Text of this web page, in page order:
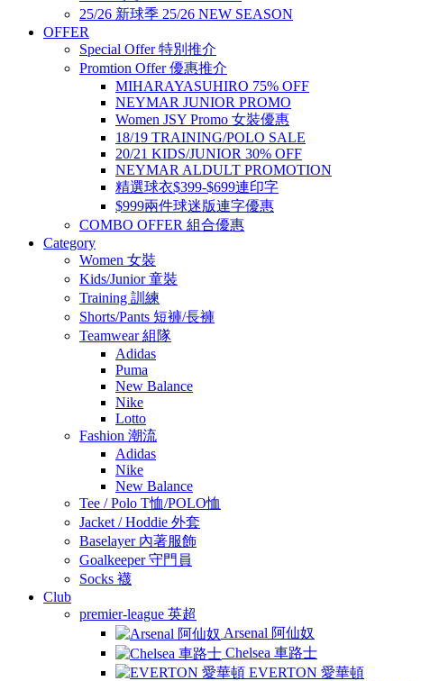
25/26 新球季 25/26 NEW SEASON
OFFER
Special Offer 特別推介
Promtion Offer 優惠推介
MIHARAYASUHIRO 75% OFF
NEYMAR JUNIOR PROMO
Women JSY Promo 女裝優惠
18/19 TRAINING/POLO SALE
20/21 KIDS/JUNIOR 30% OFF
NEYMAR ALDULT PROMOTION
精選球衣$399-$699連印字
$999兩件球迷版連字優惠
COMBO OFFER 組合優惠
Category
Women 女裝
Kids/Junior 童裝
Training 訓練
Shorts/Pants 短褲/長褲
Teamwear 組隊
Adidas
Puma
New Balance
Nike
Lotto
Fashion 潮流
Adidas
Nike
New Balance
Tee / Polo T恤/POLO恤
Jacket / Hoddie 外套
Baselayer 內著服飾
Goalkeeper 守門員
Socks 襪
Club
premier-league 英超
Arsenal 阿仙奴
Chelsea 車路士
EVERTON 愛華頓